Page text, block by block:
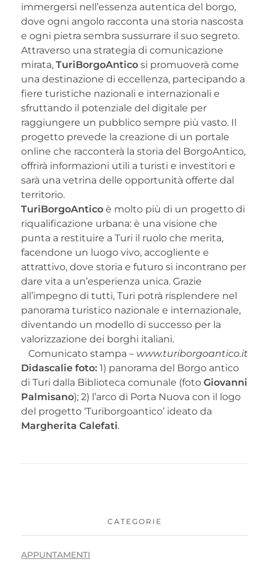
immergersi nell’essenza autentica del borgo,
dove ogni angolo racconta una storia nascosta
e ogni pietra sembra sussurrare il suo segreto.
Attraverso una strategia di comunicazione
mirata, TuriBorgoAntico si promuoverà come
una destinazione di eccellenza, partecipando a
fiere turistiche nazionali e internazionali e
sfruttando il potenziale del digitale per
raggiungere un pubblico sempre più vasto. Il
progetto prevede la creazione di un portale
online che racconterà la storia del BorgoAntico,
offrirà informazioni utili a turisti e investitori e
sarà una vetrina delle opportunità offerte dal
territorio.
TuriBorgoAntico è molto più di un progetto di
riqualificazione urbana: è una visione che
punta a restituire a Turi il ruolo che merita,
facendone un luogo vivo, accogliente e
attrattivo, dove storia e futuro si incontrano per
dare vita a un’esperienza unica. Grazie
all’impegno di tutti, Turi potrà risplendere nel
panorama turistico nazionale e internazionale,
diventando un modello di successo per la
valorizzazione dei borghi italiani.
Comunicato stampa – www.turiborgoantico.it
Didascalie foto: 1) panorama del Borgo antico
di Turi dalla Biblioteca comunale (foto Giovanni
Palmisano); 2) l’arco di Porta Nuova con il logo
del progetto ‘Turiborgoantico’ ideato da
Margherita Calefati.
CATEGORIE
APPUNTAMENTI